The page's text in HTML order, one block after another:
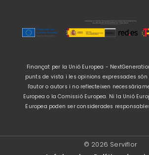
Finançat per la Unió Europea -
punts de vista i les opinions expressades
l'autor o autors i no reflecteixen
Europea o la Comissió Europea. Ni la Unió
Europea poden ser considerades
© 2026 Serviflor